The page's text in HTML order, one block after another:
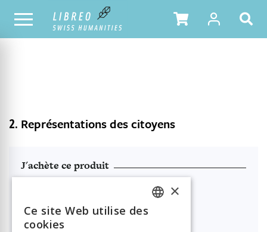
NOTRE CATALOGUE TABLE DES MATIÈRES
2. Représentations des citoyens
J'achète ce produit
38.00 
×
Ce site Web utilise des
cookies